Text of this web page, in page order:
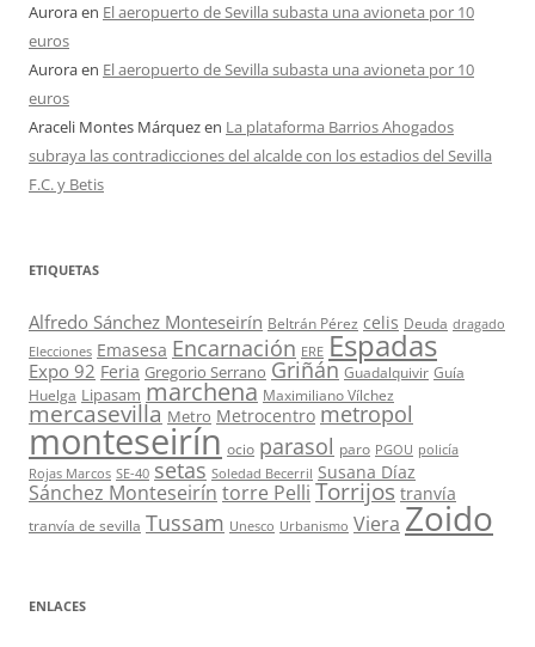
Auroraen El aeropuerto de Sevilla subasta una avioneta por 10
euros
Auroraen El aeropuerto de Sevilla subasta una avioneta por 10
euros
Araceli Montes Márquezen La plataforma Barrios Ahogados
subraya las contradicciones del alcalde con los estadios del Sevilla
F.C. y Betis
ETIQUETAS
Alfredo Sánchez Monteseirín Beltrán Pérez celis Deuda dragado
Elecciones Emasesa Encarnación ERE Espadas
Expo 92 Feria Gregorio Serrano Griñán Guadalquivir Guía
Huelga Lipasam marchena Maximiliano Vílchez
mercasevilla Metro Metrocentro metropol
monteseirín ocio parasol paro PGOU policía
Rojas Marcos SE-40 setas Soledad Becerril Susana Díaz
Sánchez Monteseirín torre Pelli Torrijos tranvía
tranvía de sevilla Tussam Unesco Urbanismo Viera Zoido
ENLACES